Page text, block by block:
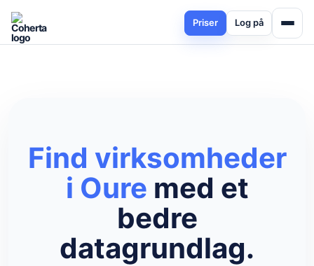
Priser Log på
Find virksomheder
i Oure med et
bedre
datagrundlag.